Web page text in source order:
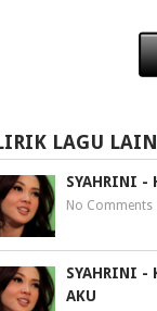
LAGU
SYAHRINI -
No Comments
SYAHRINI -
AKU